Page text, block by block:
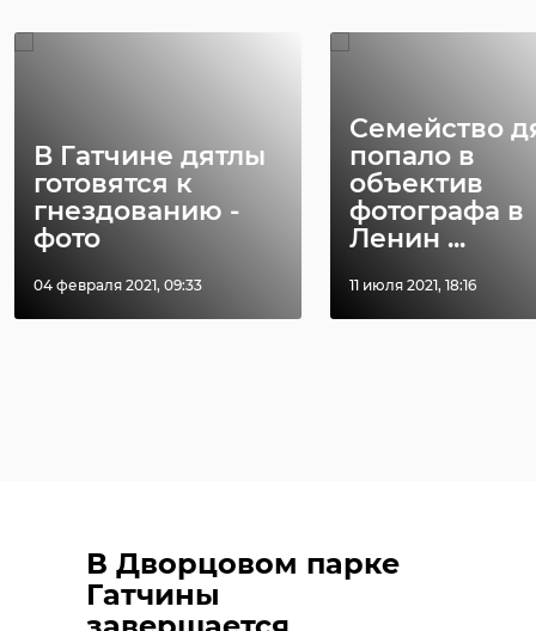
В Гатчине дятлы
готовятся к
гнездованию -
фото
04 февраля 2021, 09:33
Семейство
попало в
объектив
фотографа в
Ленин ...
11 июля 2021, 18:16
В Дворцовом парке
Гатчины